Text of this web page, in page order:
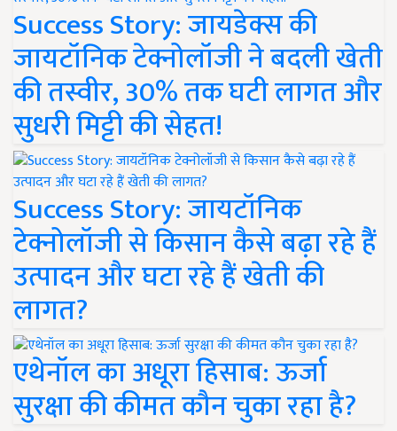
Success Story: जायडेक्स की
जायटॉनिक टेक्नोलॉजी ने बदली खेती
की तस्वीर, 30% तक घटी लागत और
सुधरी मिट्टी की सेहत!
Success Story: जायटॉनिक
टेक्नोलॉजी से किसान कैसे बढ़ा रहे हैं
उत्पादन और घटा रहे हैं खेती की
लागत?
एथेनॉल का अधूरा हिसाब: ऊर्जा
सुरक्षा की कीमत कौन चुका रहा है?